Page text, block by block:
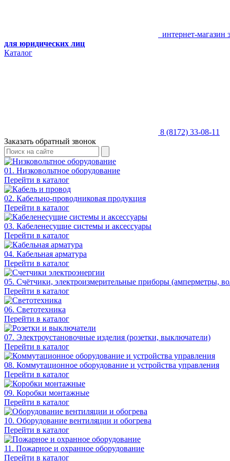
интернет-магазин
для юридических лиц
Каталог
8 (8172) 33-08-11
Заказать обратный звонок
01. Низковольтное оборудование
Перейти в каталог
02. Кабельно-проводниковая продукция
Перейти в каталог
03. Кабеленесущие системы и аксессуары
Перейти в каталог
04. Кабельная арматура
Перейти в каталог
05. Счётчики, электроизмерительные приборы (амперметры,
Перейти в каталог
06. Светотехника
Перейти в каталог
07. Электроустановочные изделия (розетки, выключатели)
Перейти в каталог
08. Коммутационное оборудование и устройства управления
Перейти в каталог
09. Коробки монтажные
Перейти в каталог
10. Оборудование вентиляции и обогрева
Перейти в каталог
11. Пожарное и охранное оборудование
Перейти в каталог